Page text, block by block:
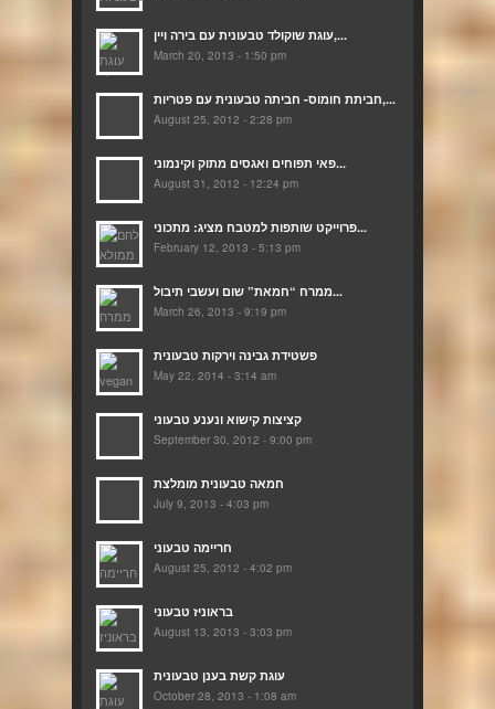
עוגת שוקולד טבעונית עם בירה ויין,...
March 20, 2013 - 1:50 pm
חביתת חומוס- חביתה טבעונית עם פטריות,...
August 25, 2012 - 2:28 pm
פאי תפוחים ואגסים מתוק וקינמוני...
August 31, 2012 - 12:24 pm
פרוייקט שותפות למטבח מציג: מתכוני...
February 12, 2013 - 5:13 pm
ממרח “חמאת” שום ועשבי תיבול...
March 26, 2013 - 9:19 pm
פשטידת גבינה וירקות טבעונית
May 22, 2014 - 3:14 am
קציצות קישוא ונענע טבעוני
September 30, 2012 - 9:00 pm
חמאה טבעונית מומלצת
July 9, 2013 - 4:03 pm
חריימה טבעוני
August 25, 2012 - 4:02 pm
בראוניז טבעוני
August 13, 2013 - 3:03 pm
עוגת קשת בענן טבעונית
October 28, 2013 - 1:08 am